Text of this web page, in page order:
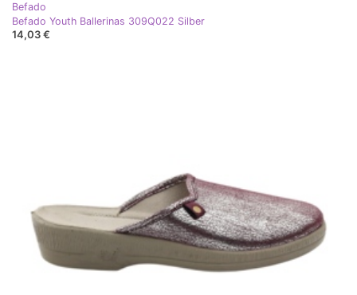
Befado
Befado Youth Ballerinas 309Q022 Silber
14,03 €